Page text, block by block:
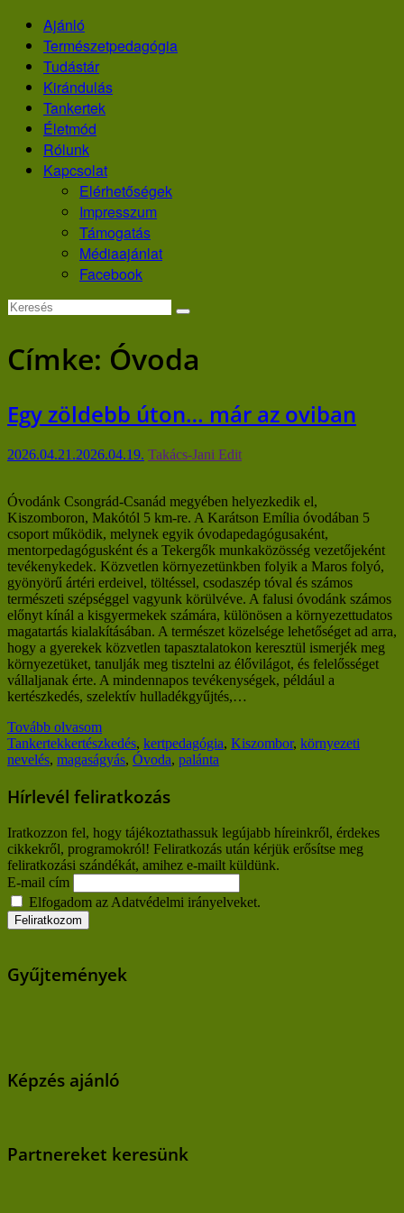
Skip
content
Ajánló
Természetpedagógia
Tudástár
Kirándulás
Tankertek
Életmód
Rólunk
Kapcsolat
Elérhetőségek
Impresszum
Támogatás
Médiaajánlat
Facebook
Címke: Óvoda
Egy zöldebb úton… már az oviban
2026.04.21.2026.04.19. Takács-Jani Edit
Óvodánk Csongrád-Csanád megyében helyezkedik el,
Kiszomboron, Makótól 5 km-re. A Karátson Emília óvodában 5
csoport működik, melynek egyik óvodapedagógusaként,
mentorpedagógusként és a Tekergők munkaközösség vezetőjeként
tevékenykedek. Közvetlen környezetünkben folyik a Maros folyó,
gyönyörű ártéri erdeivel, töltéssel, csodaszép tóval és számos
természeti szépséggel vagyunk körülvéve. A falusi óvodánk számos
előnyt kínál a kisgyermekek számára, különösen a környezettudatos
magatartás kialakításában. A természet közelsége lehetőséget ad arra,
hogy a gyerekek közvetlen tapasztalatokon keresztül ismerjék meg
környezetüket, tanulják meg tisztelni az élővilágot, és felelősséget
vállaljanak érte. A mindennapos tevékenységek, például a
kertészkedés, szelektív hulladékgyűjtés,…
Tovább olvasom
Tankertekkertészkedés, kertpedagógia, Kiszombor, környezeti
nevelés, magaságyás, Óvoda, palánta
Hírlevél feliratkozás
Iratkozzon fel, hogy tájékoztathassuk legújabb híreinkről, érdekes
cikkekről, programokról! Feliratkozás után kérjük erősítse meg
feliratkozási szándékát, amihez e-mailt küldünk.
E-mail cím
Elfogadom az Adatvédelmi irányelveket.
Gyűjtemények
Képzés ajánló
Partnereket keresünk